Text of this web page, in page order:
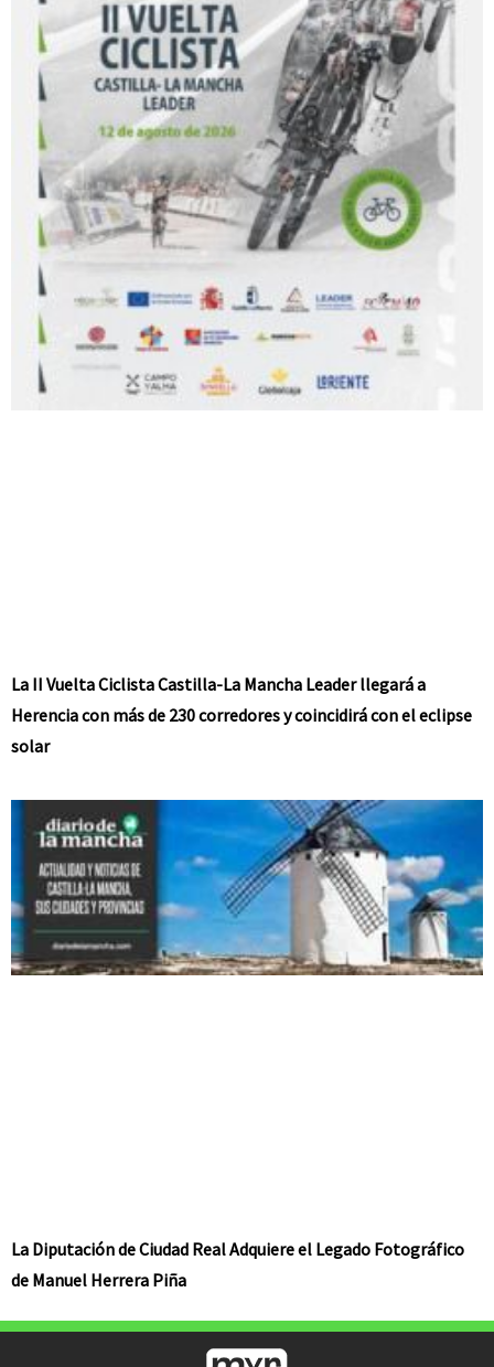
La II Vuelta Ciclista Castilla-La Mancha Leader llegará a
Herencia con más de 230 corredores y coincidirá con el eclipse
solar
La Diputación de Ciudad Real Adquiere el Legado Fotográfico
de Manuel Herrera Piña